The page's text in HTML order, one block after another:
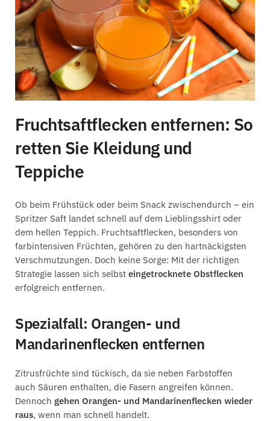
Fruchtsaftflecken entfernen: So
retten Sie Kleidung und
Teppiche
Ob beim Frühstück oder beim Snack zwischendurch – ein
Spritzer Saft landet schnell auf dem Lieblingsshirt oder
dem hellen Teppich. Fruchtsaftflecken, besonders von
farbintensiven Früchten, gehören zu den hartnäckigsten
Verschmutzungen. Doch keine Sorge: Mit der richtigen
Strategie lassen sich selbst eingetrocknete Obstflecken
erfolgreich entfernen.
Spezialfall: Orangen- und
Mandarinenflecken entfernen
Zitrusfrüchte sind tückisch, da sie neben Farbstoffen
auch Säuren enthalten, die Fasern angreifen können.
Dennoch gehen Orangen- und Mandarinenflecken wieder
raus, wenn man schnell handelt.